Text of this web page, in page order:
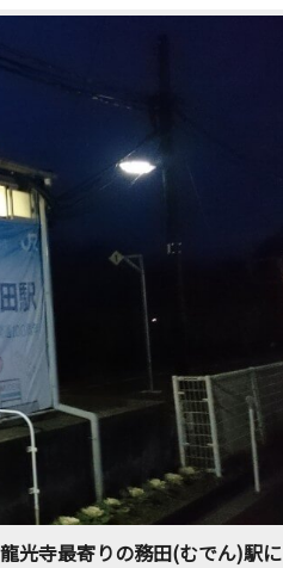
光寺最寄りの務田(むでん)駅に